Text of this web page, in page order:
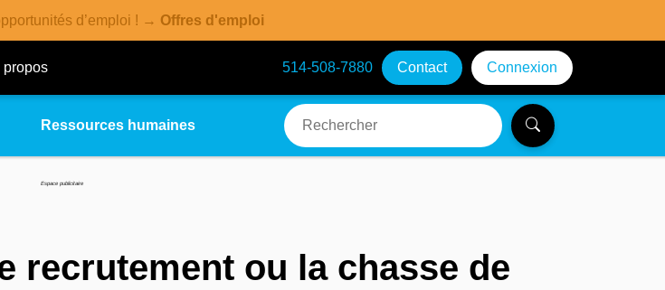
d’emploi ! → Offres d'emploi
propos 514-508-7880 Contact Connexion
Ressources humaines
Espace publicitaire
recrutement ou la chasse de